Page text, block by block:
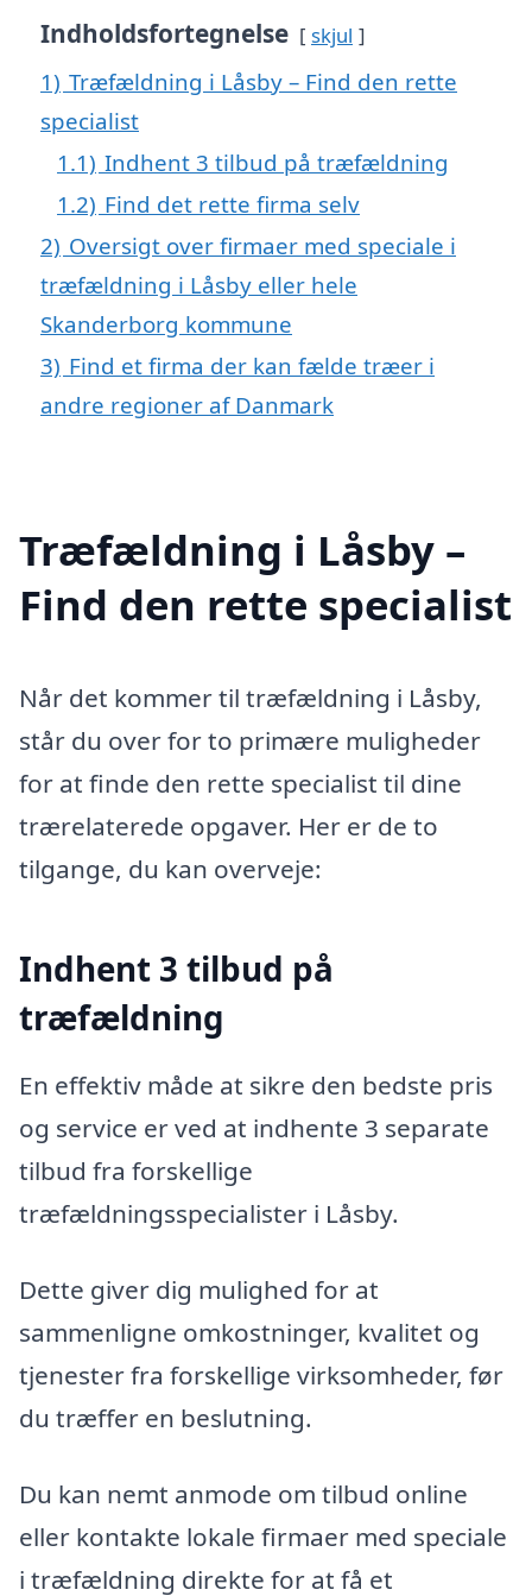
Indholdsfortegnelse skjul
1) Træfældning i Låsby – Find den rette
specialist
1.1) Indhent 3 tilbud på træfældning
1.2) Find det rette firma selv
2) Oversigt over firmaer med speciale i
træfældning i Låsby eller hele
Skanderborg kommune
3) Find et firma der kan fælde træer i
andre regioner af Danmark
Træfældning i Låsby –
Find den rette specialist
Når det kommer til træfældning i Låsby,
står du over for to primære muligheder
for at finde den rette specialist til dine
trærelaterede opgaver. Her er de to
tilgange, du kan overveje:
Indhent 3 tilbud på
træfældning
En effektiv måde at sikre den bedste pris
og service er ved at indhente 3 separate
tilbud fra forskellige
træfældningsspecialister i Låsby.
Dette giver dig mulighed for at
sammenligne omkostninger, kvalitet og
tjenester fra forskellige virksomheder, før
du træffer en beslutning.
Du kan nemt anmode om tilbud online
eller kontakte lokale firmaer med speciale
i træfældning direkte for at få et